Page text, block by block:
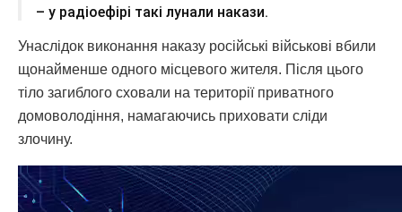
– у радіоефірі такі лунали накази.
Унаслідок виконання наказу російські військові вбили
щонайменше одного місцевого жителя. Після цього
тіло загиблого сховали на території приватного
домоволодіння, намагаючись приховати сліди
злочину.